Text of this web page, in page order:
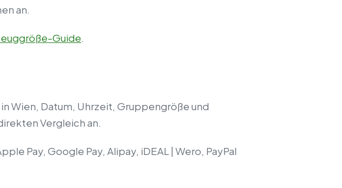
an.
Guide.
Wien, Datum, Uhrzeit, Gruppengröße und
Vergleich an.
Pay, Google Pay, Alipay, iDEAL | Wero, PayPal